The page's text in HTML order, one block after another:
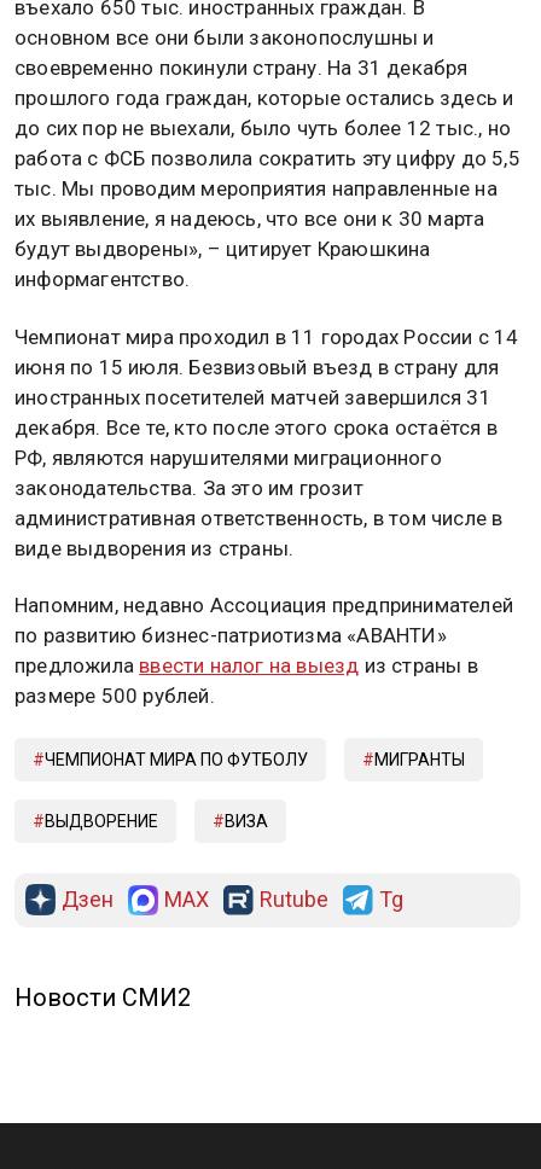
въехало 650 тыс. иностранных граждан. В
основном все они были законопослушны и
своевременно покинули страну. На 31 декабря
прошлого года граждан, которые остались здесь и
до сих пор не выехали, было чуть более 12 тыс., но
работа с ФСБ позволила сократить эту цифру до 5,5
тыс. Мы проводим мероприятия направленные на
их выявление, я надеюсь, что все они к 30 марта
будут выдворены», – цитирует Краюшкина
информагентство.
Чемпионат мира проходил в 11 городах России с 14
июня по 15 июля. Безвизовый въезд в страну для
иностранных посетителей матчей завершился 31
декабря. Все те, кто после этого срока остаётся в
РФ, являются нарушителями миграционного
законодательства. За это им грозит
административная ответственность, в том числе в
виде выдворения из страны.
Напомним, недавно Ассоциация предпринимателей
по развитию бизнес-патриотизма «АВАНТИ»
предложила ввести налог на выезд из страны в
размере 500 рублей.
ЧЕМПИОНАТ МИРА ПО ФУТБОЛУ МИГРАНТЫ
ВЫДВОРЕНИЕ ВИЗА
Дзен MAX Rutube Tg
Новости СМИ2